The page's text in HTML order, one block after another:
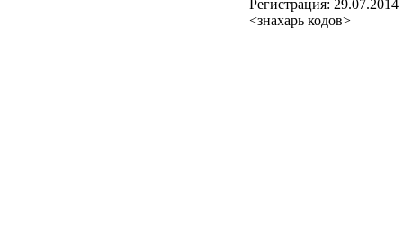
Регистрация: 29.07.2014
<знахарь кодов>